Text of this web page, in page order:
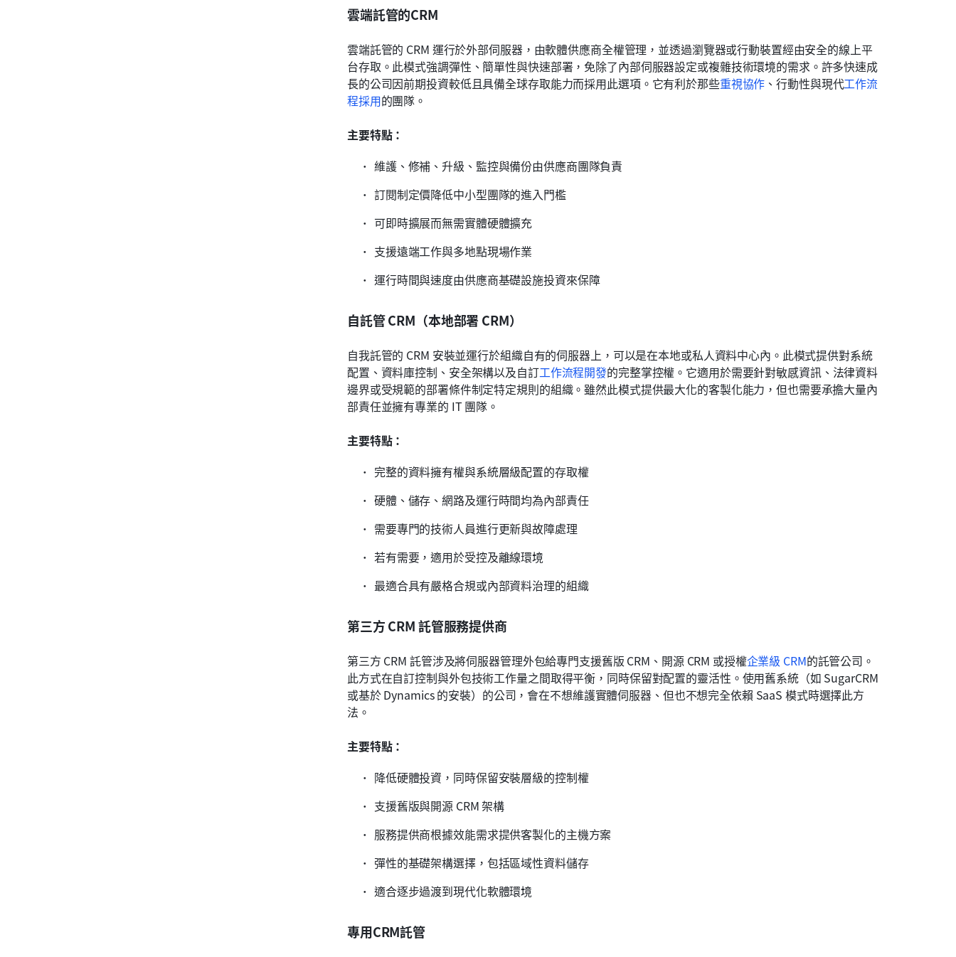
雲端託管的CRM
雲端託管的 CRM 運行於外部伺服器，由軟體供應商全權管理，並透過瀏覽器或行動裝置經由安全的線上平
台存取。此模式強調彈性、簡單性與快速部署，免除了內部伺服器設定或複雜技術環境的需求。許多快速成
長的公司因前期投資較低且具備全球存取能力而採用此選項。它有利於那些重視協作 、行動性與現代工作流
程採用的團隊。
主要特點：
維護、修補、升級、監控與備份由供應商團隊負責
訂閱制定價降低中小型團隊的進入門檻
可即時擴展而無需實體硬體擴充
支援遠端工作與多地點現場作業
運行時間與速度由供應商基礎設施投資來保障
自託管 CRM（本地部署 CRM）
自我託管的 CRM 安裝並運行於組織自有的伺服器上，可以是在本地或私人資料中心內。此模式提供對系統
配置、資料庫控制、安全架構以及自訂工作流程開發的完整掌控權。它適用於需要針對敏感資訊、法律資料
邊界或受規範的部署條件制定特定規則的組織。雖然此模式提供最大化的客製化能力，但也需要承擔大量內
部責任並擁有專業的 IT 團隊。
主要特點：
完整的資料擁有權與系統層級配置的存取權
硬體、儲存、網路及運行時間均為內部責任
需要專門的技術人員進行更新與故障處理
若有需要，適用於受控及離線環境
最適合具有嚴格合規或內部資料治理的組織
第三方 CRM 託管服務提供商
第三方 CRM 託管涉及將伺服器管理外包給專門支援舊版 CRM、開源 CRM 或授權企業級 CRM的託管公司。
此方式在自訂控制與外包技術工作量之間取得平衡，同時保留對配置的靈活性。使用舊系統（如 SugarCRM
或基於 Dynamics 的安裝）的公司，會在不想維護實體伺服器、但也不想完全依賴 SaaS 模式時選擇此方
法。
主要特點：
降低硬體投資，同時保留安裝層級的控制權
支援舊版與開源 CRM 架構
服務提供商根據效能需求提供客製化的主機方案
彈性的基礎架構選擇，包括區域性資料儲存
適合逐步過渡到現代化軟體環境
專用CRM託管